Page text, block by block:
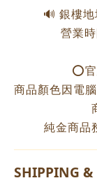
🔊 銀樓
營業
⭕️
商品顏色因電
純金商品
SHIPPING &